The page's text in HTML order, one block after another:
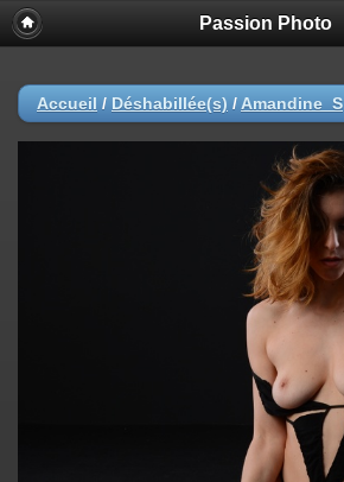
Passion Photo
Accueil / Déshabillée(s) / Amandine_S